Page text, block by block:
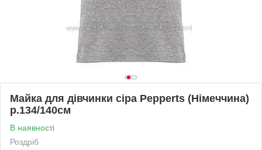
Майка для дівчинки сіра Pepperts (Німеччина)
р.134/140см
В наявності
Роздріб